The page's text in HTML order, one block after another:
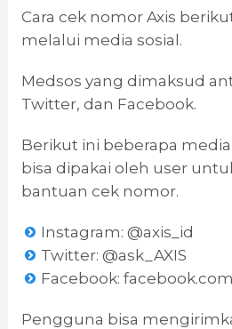
Cara cek nomor Axis
melalui media sosial.
Medsos yang dimaksud
Twitter, dan Facebook.
Berikut ini beberapa media
bisa dipakai oleh user
bantuan cek nomor.
Instagram: @axis_id
Twitter: @ask_AXIS
Facebook:
Pengguna bisa